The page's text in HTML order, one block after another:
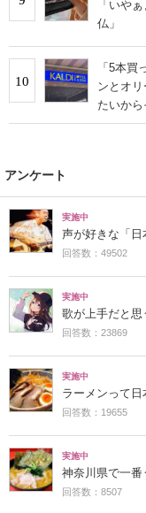
「いや
仏」
10
「5本買
ンとオ
たいから
で食べら
アンケート
実施中
声が好きな「日
回答数：49502
実施中
歌が上手だと思
回答数：23869
実施中
ラーメンって日
回答数：19655
実施中
神奈川県で一番
回答数：8507